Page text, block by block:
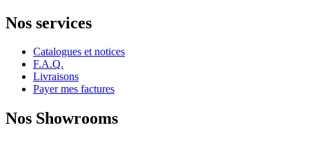
Nos services
Catalogues et notices
F.A.Q.
Livraisons
Payer mes factures
Nos Showrooms